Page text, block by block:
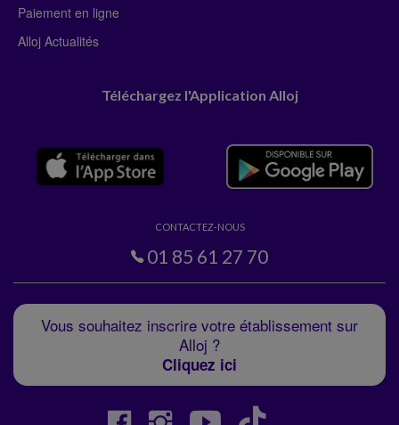
Paiement en ligne
Alloj Actualités
Téléchargez l'Application Alloj
CONTACTEZ-NOUS
01 85 61 27 70
Vous souhaitez inscrire votre établissement sur
Alloj ?
Cliquez ici